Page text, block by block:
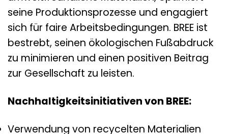
seine Produktionsprozesse und engagiert
sich für faire Arbeitsbedingungen. BREE ist
bestrebt, seinen ökologischen Fußabdruck
zu minimieren und einen positiven Beitrag
zur Gesellschaft zu leisten.
Nachhaltigkeitsinitiativen von BREE:
Verwendung von recycelten Materialien